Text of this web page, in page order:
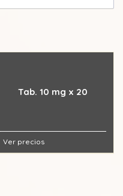
Tab. 10 mg x 20
Ver precios